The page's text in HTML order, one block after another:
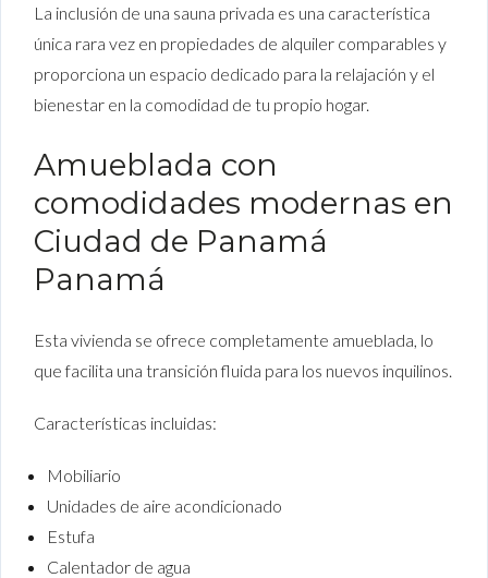
La inclusión de una sauna privada es una característica
única rara vez en propiedades de alquiler comparables y
proporciona un espacio dedicado para la relajación y el
bienestar en la comodidad de tu propio hogar.
Amueblada con
comodidades modernas en
Ciudad de Panamá
Panamá
Esta vivienda se ofrece completamente amueblada, lo
que facilita una transición fluida para los nuevos inquilinos.
Características incluidas:
Mobiliario
Unidades de aire acondicionado
Estufa
Calentador de agua